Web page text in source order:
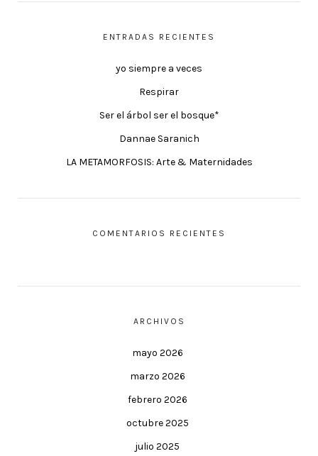
ENTRADAS RECIENTES
yo siempre a veces
Respirar
Ser el árbol ser el bosque*
Dannae Saranich
LA METAMORFOSIS: Arte & Maternidades
COMENTARIOS RECIENTES
ARCHIVOS
mayo 2026
marzo 2026
febrero 2026
octubre 2025
julio 2025